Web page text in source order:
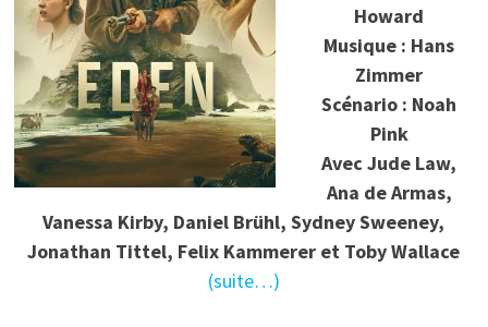
Howard
Musique : Hans
Zimmer
Scénario : Noah
Pink
Avec Jude Law,
Ana de Armas,
Vanessa Kirby, Daniel Brühl, Sydney Sweeney,
Jonathan Tittel, Felix Kammerer et Toby Wallace
(suite…)